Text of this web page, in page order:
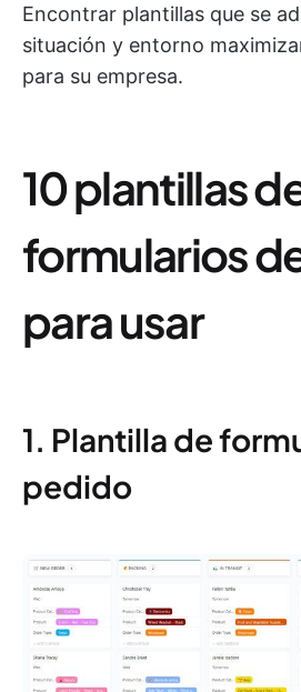
Encontrar plantillas que se
situación y entorno
para su empresa.
10 plantillas
formularios
para usar
1. Plantilla de
pedido